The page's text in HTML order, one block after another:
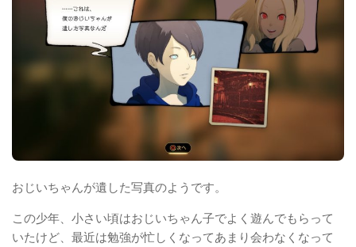
おじいちゃんが遺した写真のようです。
この少年、小さい頃はおじいちゃん子でよく遊んでもらって
いたけど、最近は勉強が忙しくなってあまり会わなくなって